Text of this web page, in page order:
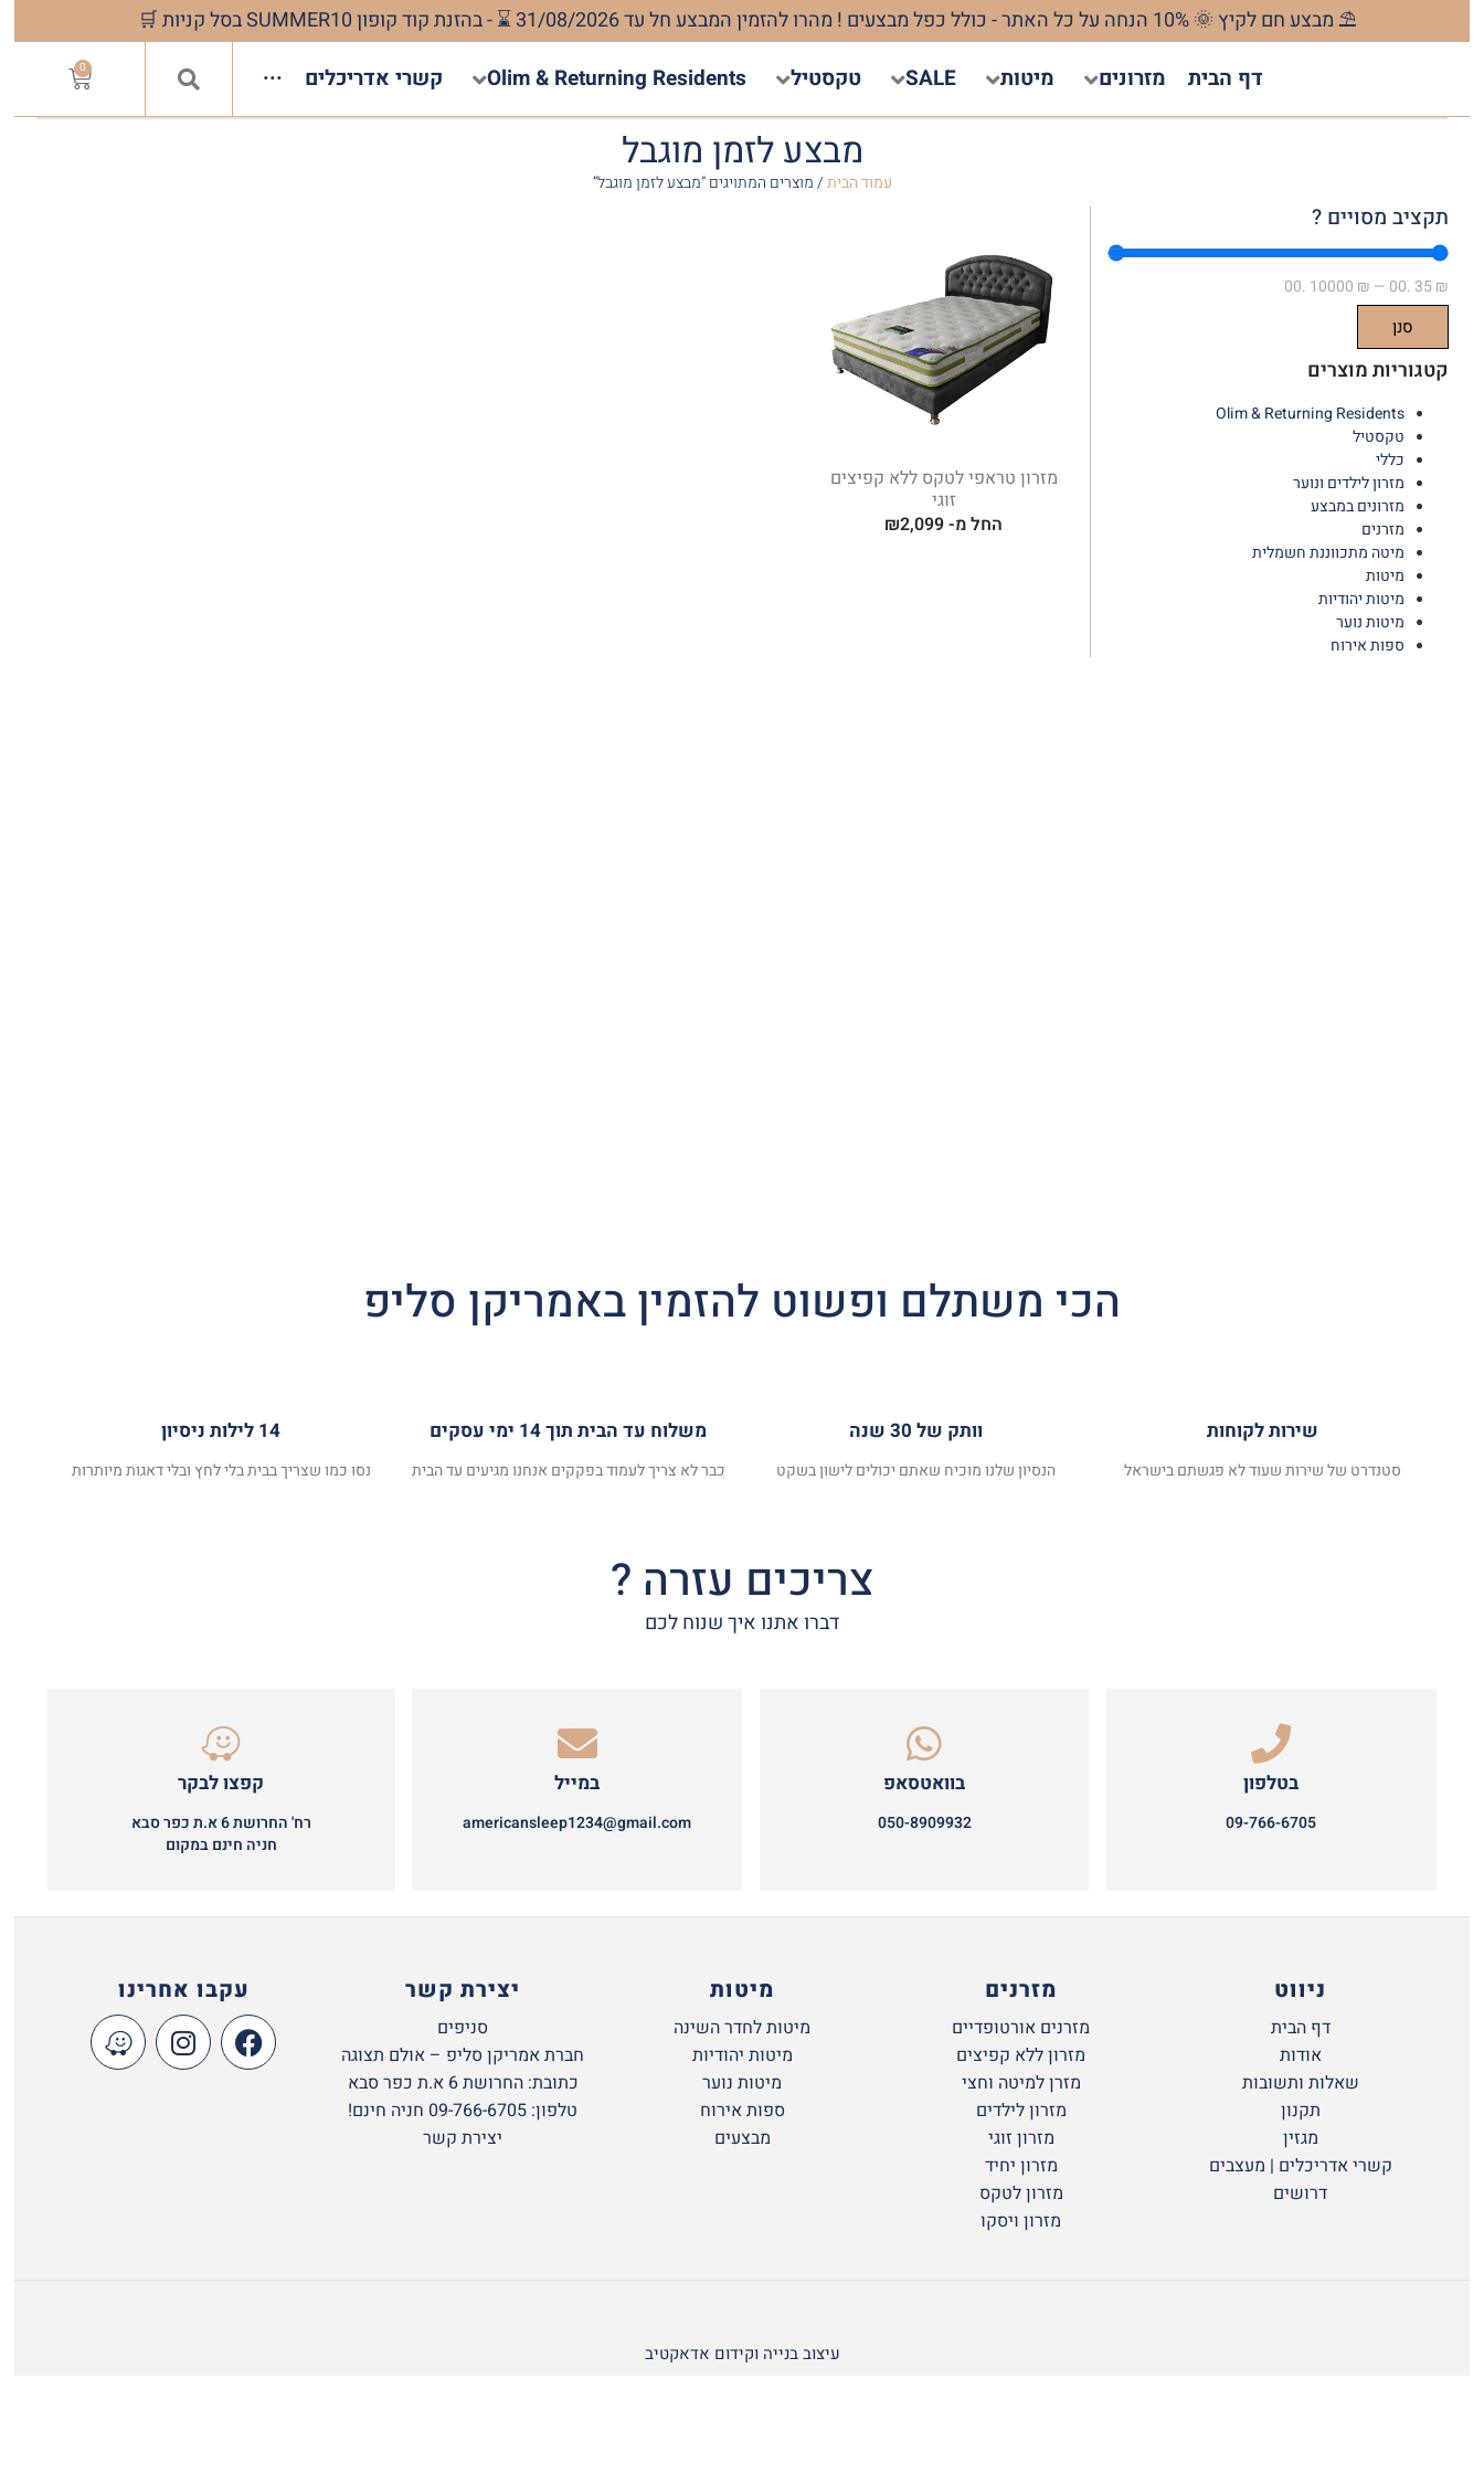
⛱️ מבצע חם לקיץ 🌞 10% הנחה על כל האתר - כולל כפל מבצעים ! מהרו להזמין המבצע חל עד 31/08/2026 ⌛️ - בהזנת קוד קופון SUMMER10 בסל קניות 🛒
דף הבית מזרונים מיטות SALE טקסטיל Olim & Returning Residents קשרי אדריכלים ···
0
מבצע לזמן מוגבל
עמוד הבית/ מוצרים המתויגים “מבצע לזמן מוגבל”
תקציב מסויים ?
₪
35
.00
—
₪
10000
.00
סנן
קטגוריות מוצרים
Olim & Returning Residents
טקסטיל
כללי
מזרון לילדים ונוער
מזרונים במבצע
מזרנים
מיטה מתכווננת חשמלית
מיטות
מיטות יהודיות
מיטות נוער
ספות אירוח
מזרון טראפי לטקס ללא קפיצים
זוגי
החל מ-
₪2,099
הכי משתלם ופשוט להזמין באמריקן סליפ
שירות לקוחות
סטנדרט של שירות שעוד לא פגשתם בישראל
וותק של 30 שנה
הנסיון שלנו מוכיח שאתם יכולים לישון בשקט
משלוח עד הבית תוך 14 ימי עסקים
כבר לא צריך לעמוד בפקקים אנחנו מגיעים עד הבית
14 לילות ניסיון
נסו כמו שצריך בבית בלי לחץ ובלי דאגות מיותרות
צריכים עזרה ?
דברו אתנו איך שנוח לכם
בטלפון
09-766-6705
בוואטסאפ
050-8909932
במייל
americansleep1234@gmail.com
קפצו לבקר
רח' החרושת 6 א.ת כפר סבא
חניה חינם במקום
ניווט
דף הבית
אודות
שאלות ותשובות
תקנון
מגזין
קשרי אדריכלים | מעצבים
דרושים
מזרנים
מזרנים אורטופדיים
מזרון ללא קפיצים
מזרן למיטה וחצי
מזרון לילדים
מזרון זוגי
מזרון יחיד
מזרון לטקס
מזרון ויסקו
מיטות
מיטות לחדר השינה
מיטות יהודיות
מיטות נוער
ספות אירוח
מבצעים
יצירת קשר
סניפים
חברת אמריקן סליפ – אולם תצוגה
כתובת: החרושת 6 א.ת כפר סבא
טלפון: 09-766-6705 חניה חינם!
יצירת קשר
עקבו אחרינו
עיצוב בנייה וקידום אדאקטיב